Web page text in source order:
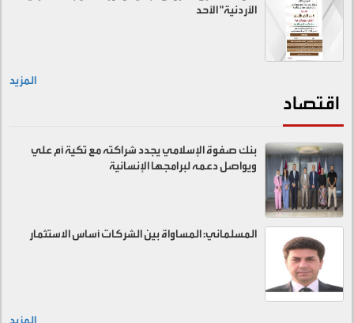
الأردنية" الأحد
المزيد
اقتصاد
بنك صفوة الإسلامي يجدد شراكته مع تكية أم علي
ويواصل دعمه لبرامجها الإنسانية
المسلماني: المساواة بين الشركات أساس الاستثمار
المزيد